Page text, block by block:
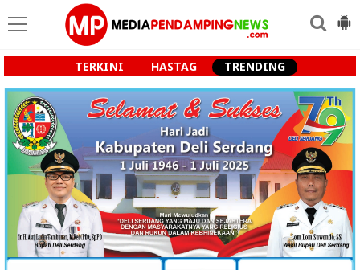
TERKINI HASTAG TRENDING